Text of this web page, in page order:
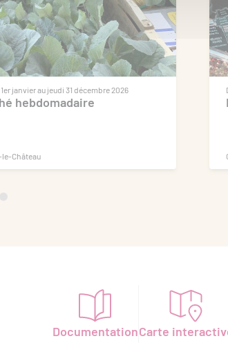
janvier au jeudi 31 décembre 2026
hebdomadaire
Château
DocumentationCarte